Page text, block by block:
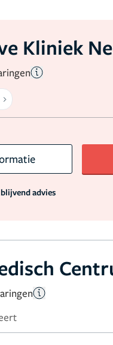
Kliniek
advies